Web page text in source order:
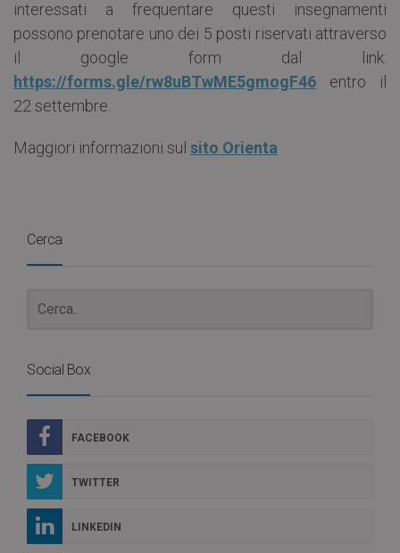
interessati a frequentare questi insegnamenti
possono prenotare uno dei 5 posti riservati attraverso
il google form dal link:
https://forms.gle/rw8uBTwME5gmogF46 entro il
22 settembre.
Maggiori informazioni sul sito Orienta
Cerca
Social Box
FACEBOOK
TWITTER
LINKEDIN